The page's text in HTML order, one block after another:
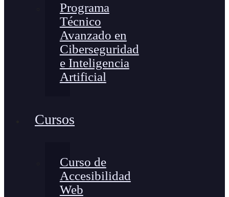
Programa
Técnico
Avanzado en
Ciberseguridad
e Inteligencia
Artificial
Cursos
Curso de
Accesibilidad
Web